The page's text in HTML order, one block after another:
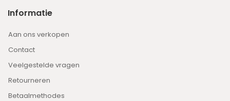
Informatie
Aan ons verkopen
Contact
Veelgestelde vragen
Retourneren
Betaalmethodes